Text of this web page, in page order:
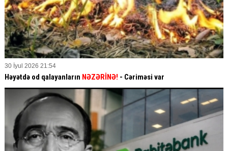
30 İyul 2026 21:54
Həyətdə od qalayanların NƏZƏRİNƏ! - Cəriməsi var